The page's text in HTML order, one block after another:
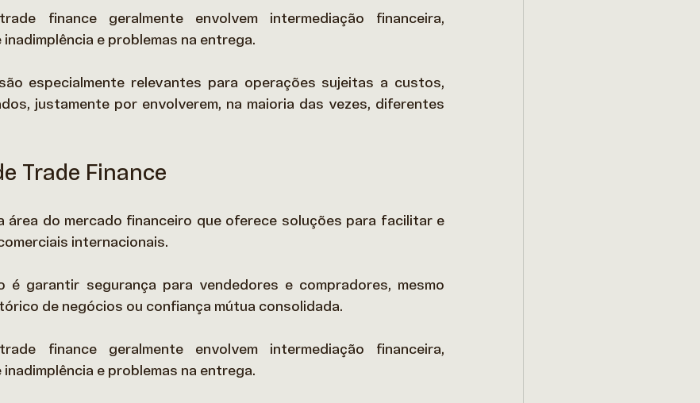
finance geralmente envolvem intermediação financeira,
e problemas na entrega.
especialmente relevantes para operações sujeitas a custos,
justamente por envolverem, na maioria das vezes, diferentes
Trade Finance
área do mercado financeiro que oferece soluções para facilitar e
internacionais.
é garantir segurança para vendedores e compradores, mesmo
de negócios ou confiança mútua consolidada.
finance geralmente envolvem intermediação financeira,
e problemas na entrega.